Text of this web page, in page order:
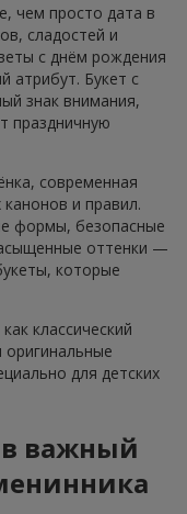
чем просто дата в
сладостей и
с днём рождения
атрибут. Букет с
знак внимания,
праздничную
современная
и правил.
формы, безопасные
оттенки —
которые
классический
оригинальные
для детских
важный